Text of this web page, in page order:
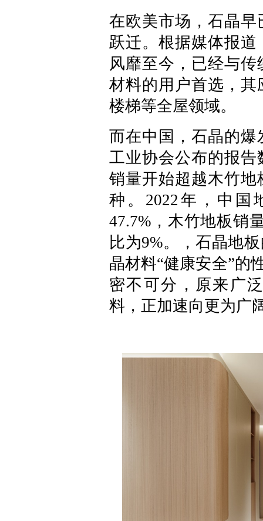
在欧美市场，石晶
跃迁。根据媒体报
风靡至今，已经与
材料的用户首选，
楼梯等全屋领域。
而在中国，石晶的
工业协会公布的报告
销量开始超越木竹
种。2022年，中国
47.7%，木竹地板销
比为9%。，石晶地
晶材料“健康安全”的
密不可分，原来广
料，正加速向更为广